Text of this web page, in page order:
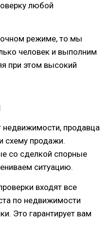
любой
режиме, то мы
человек и выполним
при этом высокий
продавца
схему продажи.
со сделкой спорные
ситуацию.
входят все
по недвижимости
Это гарантирует вам